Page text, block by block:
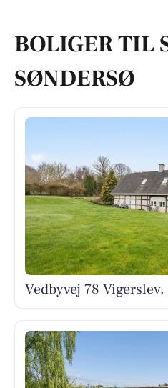
BOLIGER TIL
SØNDERSØ
Vedbyvej 78 Vigerslev,